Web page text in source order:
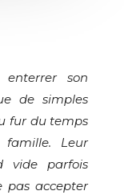
son
de simples
fur du temps
Leur
vide parfois
pas accepter